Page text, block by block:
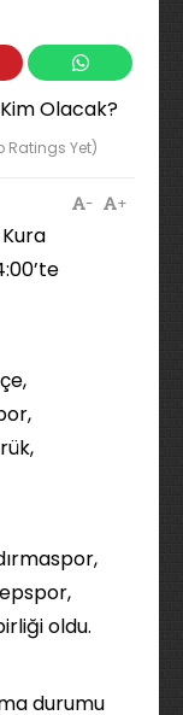
Ratings Yet)
+
-
oldu.
durumu